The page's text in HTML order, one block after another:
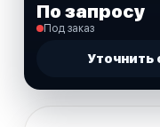
По запросу
Под заказ
Уточнить